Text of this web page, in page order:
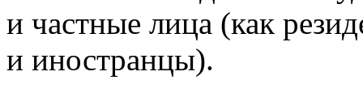
и частные лица (как
и иностранцы).